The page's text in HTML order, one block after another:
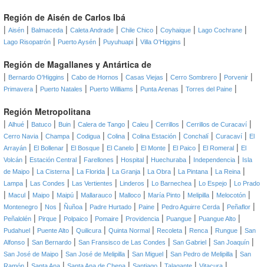
Región de Aisén de Carlos Ibá
| Aisén | Balmaceda | Caleta Andrade | Chile Chico | Coyhaique | Lago Cochrane |
Lago Risopatrón | Puerto Aysén | Puyuhuapi | Villa O'Higgins |
Región de Magallanes y Antártica de
| Bernardo O'Higgins | Cabo de Hornos | Casas Viejas | Cerro Sombrero | Porvenir |
Primavera | Puerto Natales | Puerto Williams | Punta Arenas | Torres del Paine |
Región Metropolitana
| Alhué | Batuco | Buin | Calera de Tango | Caleu | Cerrillos | Cerrillos de Curacaví |
Cerro Navia | Champa | Codigua | Colina | Colina Estación | Conchalí | Curacaví | El
Arrayán | El Bollenar | El Bosque | El Canelo | El Monte | El Paico | El Romeral | El
Volcán | Estación Central | Farellones | Hospital | Huechuraba | Independencia | Isla
de Maipo | La Cisterna | La Florida | La Granja | La Obra | La Pintana | La Reina |
Lampa | Las Condes | Las Vertientes | Linderos | Lo Barnechea | Lo Espejo | Lo Prado
| Macul | Maipo | Maipú | Mallarauco | Malloco | María Pinto | Melipilla | Melocotón |
Montenegro | Nos | Ñuñoa | Padre Hurtado | Paine | Pedro Aguirre Cerda | Peñaflor |
Peñalolén | Pirque | Polpaico | Pomaire | Providencia | Puangue | Puangue Alto |
Pudahuel | Puente Alto | Quilicura | Quinta Normal | Recoleta | Renca | Rungue | San
Alfonso | San Bernardo | San Fransisco de Las Condes | San Gabriel | San Joaquín |
San José de Maipo | San José de Melipilla | San Miguel | San Pedro de Melipilla | San
| | | | | |